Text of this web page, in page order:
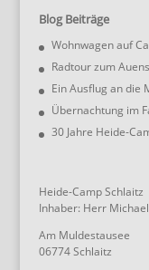
Blog Beiträge
Wohnwagen auf
Radtour zum
Ein Ausflug an die
Übernachtung im
30 Jahre Heide-
Heide-Camp Schlaitz
Inhaber: Herr
Am Muldestausee
06774 Schlaitz